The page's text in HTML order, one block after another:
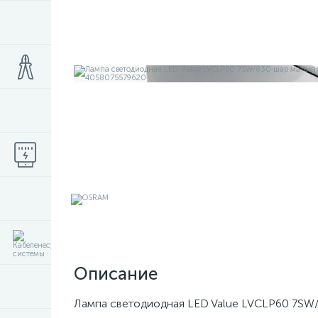
Описание
Лампа светодиодная LED Value LVCLP60